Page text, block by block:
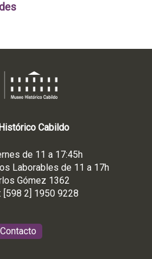
Histórico Cabildo
de 11 a 17:45h
Laborables de 11 a 17h
Gómez 1362
[598 2] 1950 9228
Contacto